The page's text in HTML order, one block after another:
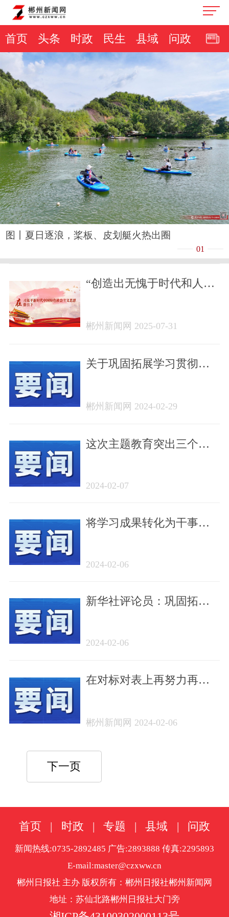
首页 头条 时政 民生 县域 问政
图丨夏日逐浪，桨板、皮划艇火热出圈
01
“创造出无愧于时代和人民
社会主义思想）——习近
文化理念与实践·文化精品
郴州新闻网 2025-07-31
关于巩固拓展学习贯彻习
意见
郴州新闻网 2024-02-29
这次主题教育突出三个关
2024-02-07
将学习成果转化为干事创
近平新时代中国特色社会
议精神
2024-02-06
新华社评论员：巩固拓展
2024-02-06
在对标对表上再努力再深
郴州新闻网 2024-02-06
下一页
首页 | 时政 | 专题 | 县域 | 问政
新闻热线:0735-2892485 广告:2893888 传真:2295893
E-mail:master@czxww.cn
郴州日报社 主办 版权所有：郴州日报社郴州新闻网
地址：苏仙北路郴州日报社大门旁